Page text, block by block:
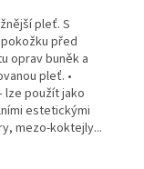
pleť. S
před
oprav buněk a
pleť. •
lze použít jako
estetickými
mezo-koktejly...